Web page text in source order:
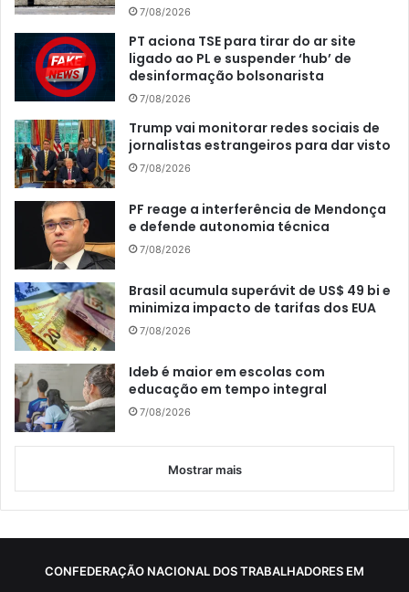
7/08/2026
PT aciona TSE para tirar do ar site
ligado ao PL e suspender ‘hub’ de
desinformação bolsonarista
7/08/2026
Trump vai monitorar redes sociais de
jornalistas estrangeiros para dar visto
7/08/2026
PF reage a interferência de Mendonça
e defende autonomia técnica
7/08/2026
Brasil acumula superávit de US$ 49 bi e
minimiza impacto de tarifas dos EUA
7/08/2026
Ideb é maior em escolas com
educação em tempo integral
7/08/2026
Mostrar mais
CONFEDERAÇÃO NACIONAL DOS TRABALHADORES EM